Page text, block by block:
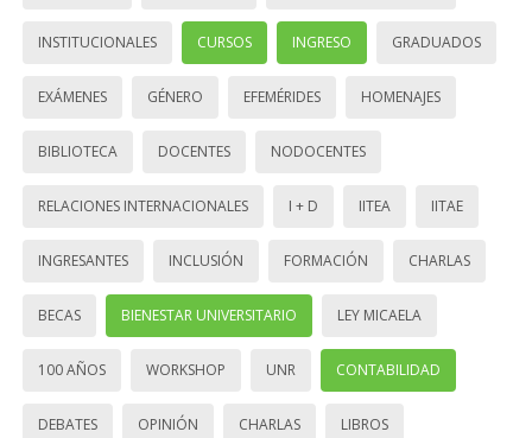
INSTITUCIONALES CURSOS INGRESO GRADUADOS
EXÁMENES GÉNERO EFEMÉRIDES HOMENAJES
BIBLIOTECA DOCENTES NODOCENTES
RELACIONES INTERNACIONALES I + D IITEA IITAE
INGRESANTES INCLUSIÓN FORMACIÓN CHARLAS
BECAS BIENESTAR UNIVERSITARIO LEY MICAELA
100 AÑOS WORKSHOP UNR CONTABILIDAD
DEBATES OPINIÓN CHARLAS LIBROS